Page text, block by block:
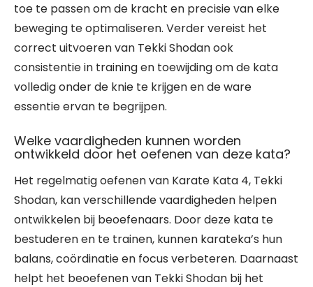
toe te passen om de kracht en precisie van elke
beweging te optimaliseren. Verder vereist het
correct uitvoeren van Tekki Shodan ook
consistentie in training en toewijding om de kata
volledig onder de knie te krijgen en de ware
essentie ervan te begrijpen.
Welke vaardigheden kunnen worden
ontwikkeld door het oefenen van deze kata?
Het regelmatig oefenen van Karate Kata 4, Tekki
Shodan, kan verschillende vaardigheden helpen
ontwikkelen bij beoefenaars. Door deze kata te
bestuderen en te trainen, kunnen karateka’s hun
balans, coördinatie en focus verbeteren. Daarnaast
helpt het beoefenen van Tekki Shodan bij het